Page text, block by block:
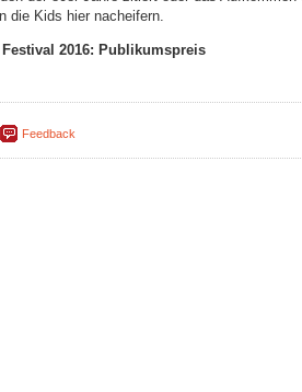
die Kids hier nacheifern.
2016: Publikumspreis
Feedback